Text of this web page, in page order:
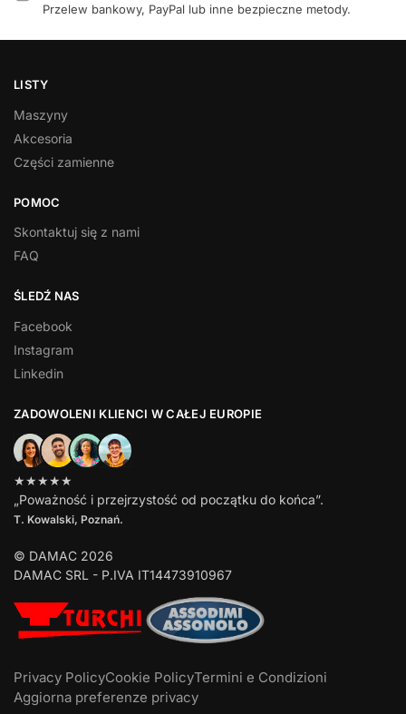
Przelew bankowy, PayPal lub inne bezpieczne metody.
LISTY
Maszyny
Akcesoria
Części zamienne
POMOC
Skontaktuj się z nami
FAQ
ŚLEDŹ NAS
Facebook
Instagram
Linkedin
ZADOWOLENI KLIENCI W CAŁEJ EUROPIE
★★★★★
„Poważność i przejrzystość od początku do końca”.
T. Kowalski, Poznań.
© DAMAC 2026
DAMAC SRL - P.IVA IT14473910967
Privacy PolicyCookie PolicyTermini e Condizioni
Aggiorna preferenze privacy